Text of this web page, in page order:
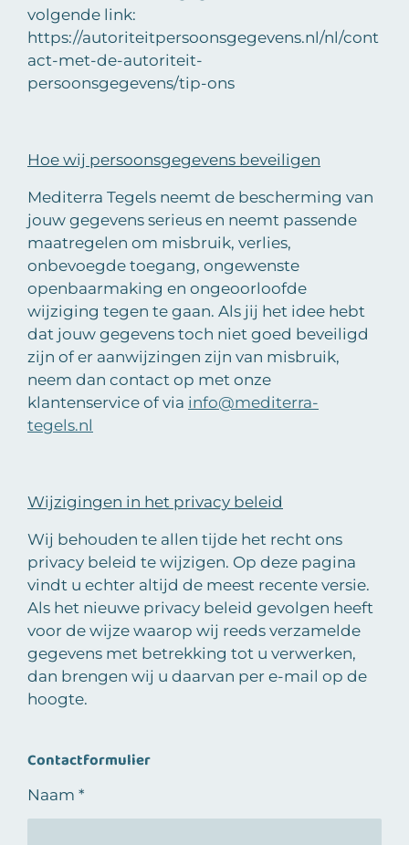
volgende link:
https://autoriteitpersoonsgegevens.nl/nl/cont
act-met-de-autoriteit-
persoonsgegevens/tip-ons
Hoe wij persoonsgegevens beveiligen
Mediterra Tegels neemt de bescherming van
jouw gegevens serieus en neemt passende
maatregelen om misbruik, verlies,
onbevoegde toegang, ongewenste
openbaarmaking en ongeoorloofde
wijziging tegen te gaan. Als jij het idee hebt
dat jouw gegevens toch niet goed beveiligd
zijn of er aanwijzingen zijn van misbruik,
neem dan contact op met onze
klantenservice of via info@mediterra-
tegels.nl
Wijzigingen in het privacy beleid
Wij behouden te allen tijde het recht ons
privacy beleid te wijzigen. Op deze pagina
vindt u echter altijd de meest recente versie.
Als het nieuwe privacy beleid gevolgen heeft
voor de wijze waarop wij reeds verzamelde
gegevens met betrekking tot u verwerken,
dan brengen wij u daarvan per e-mail op de
hoogte.
Contactformulier
Naam *